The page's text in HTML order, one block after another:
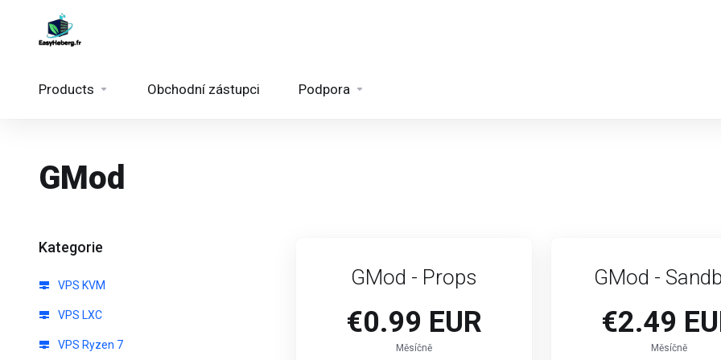
Products Obchodní zástupci Podpora
GMod
Kategorie
VPS KVM
VPS LXC
VPS Ryzen 7
GMod - Props
€0.99 EUR
Měsíčně
GMod -
€2.49
Měsíčně